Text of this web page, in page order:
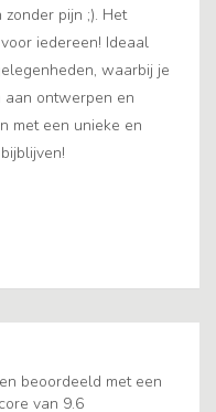
pijn ;). Het
iedereen! Ideaal
waarbij je
aan ontwerpen en
met een unieke en
beoordeeld met een
van 9.6